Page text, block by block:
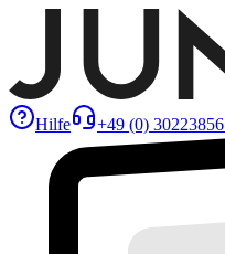
Hilfe +49 (0)